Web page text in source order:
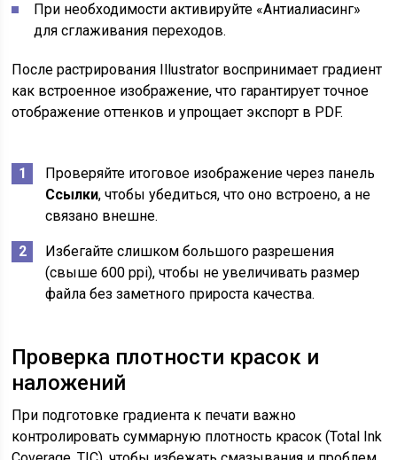
При необходимости активируйте «Антиалиасинг»
для сглаживания переходов.
После растрирования Illustrator воспринимает градиент
как встроенное изображение, что гарантирует точное
отображение оттенков и упрощает экспорт в PDF.
Проверяйте итоговое изображение через панель
Ссылки, чтобы убедиться, что оно встроено, а не
связано внешне.
Избегайте слишком большого разрешения
(свыше 600 ppi), чтобы не увеличивать размер
файла без заметного прироста качества.
Проверка плотности красок и
наложений
При подготовке градиента к печати важно
контролировать суммарную плотность красок (Total Ink